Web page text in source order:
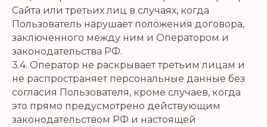
Сайта или третьих лиц в случаях, когда
Пользователь нарушает положения договора,
заключенного между ним и Оператором и
законодательства РФ.
3.4. Оператор не раскрывает третьим лицам и
не распространяет персональные данные без
согласия Пользователя, кроме случаев, когда
это прямо предусмотрено действующим
законодательством РФ и настоящей